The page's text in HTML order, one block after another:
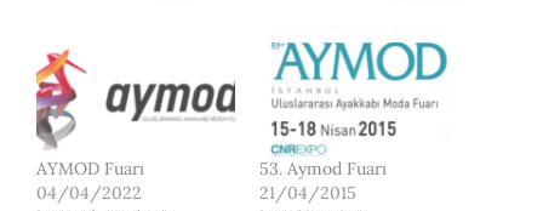
AYMOD Fuarı
04/04/2022
53. Aymod Fuarı
21/04/2015